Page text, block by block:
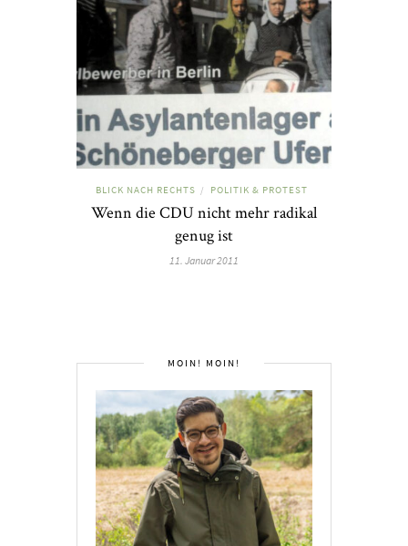
BLICK NACH RECHTS / POLITIK & PROTEST
Wenn die CDU nicht mehr radikal
genug ist
11. Januar 2011
MOIN! MOIN!